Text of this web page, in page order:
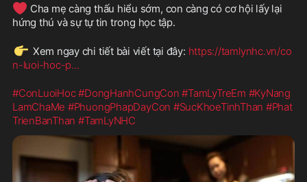
❤️ Cha mẹ càng thấu hiểu sớm, con càng có cơ hội lấy lại
hứng thú và sự tự tin trong học tập.
👉 Xem ngay chi tiết bài viết tại đây: https://tamlynhc.vn/co
n-luoi-hoc-p...
#ConLuoiHoc#DongHanhCungCon #TamLyTreEm #KyNang
LamChaMe #PhuongPhapDayCon #SucKhoeTinhThan #Phat
TrienBanThan #TamLyNHC